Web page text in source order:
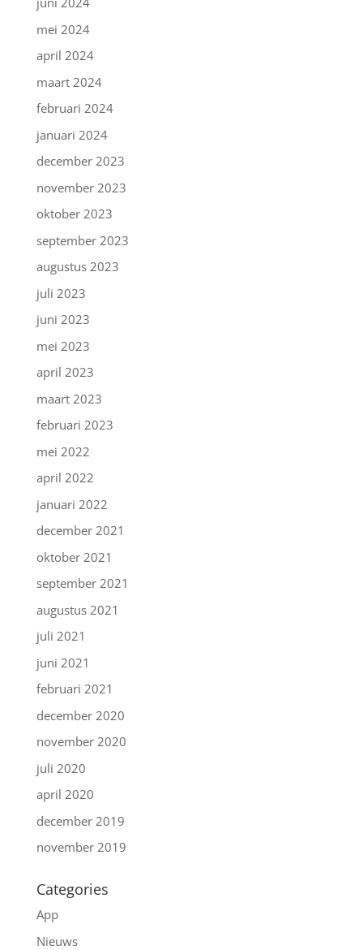
mei 2024
april 2024
maart 2024
februari 2024
januari 2024
december 2023
november 2023
oktober 2023
september 2023
augustus 2023
juli 2023
juni 2023
mei 2023
april 2023
maart 2023
februari 2023
mei 2022
april 2022
januari 2022
december 2021
oktober 2021
september 2021
augustus 2021
juli 2021
juni 2021
februari 2021
december 2020
november 2020
juli 2020
april 2020
december 2019
november 2019
Categories
App
Nieuws